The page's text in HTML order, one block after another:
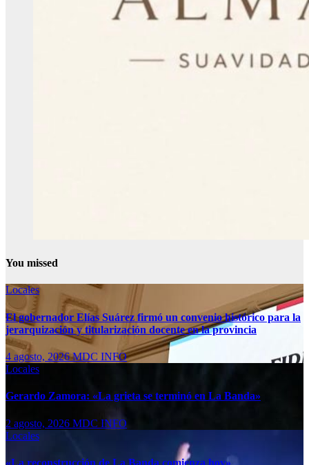
You missed
Locales
El gobernador Elías Suárez firmó un convenio histórico para la
jerarquización y titularización docente en la provincia
4 agosto, 2026MDC INFO
Locales
Gerardo Zamora: «La grieta se terminó en La Banda»
2 agosto, 2026 MDC INFO
Locales
«La reconstrucción de La Banda comienza hoy»